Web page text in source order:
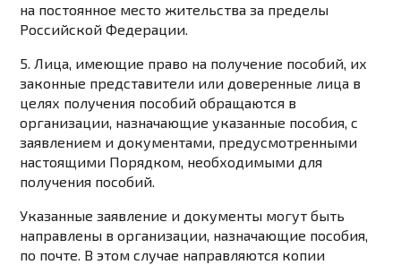
на постоянное место жительства за пределы
Российской Федерации.
5. Лица, имеющие право на получение пособий, их
законные представители или доверенные лица в
целях получения пособий обращаются в
организации, назначающие указанные пособия, с
заявлением и документами, предусмотренными
настоящими Порядком, необходимыми для
получения пособий.
Указанные заявление и документы могут быть
направлены в организации, назначающие пособия,
по почте. В этом случае направляются копии